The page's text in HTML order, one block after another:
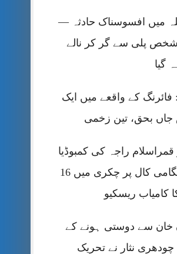
میں افسوسناک حادثہ —
پلی سے گر کر نالے
گیا
فائرنگ کے واقعے میں ایک
بحق، تین زخمی
قمراسلام راجہ کی کمبوڈیا
سے ہنگامی کال پر چکری میں 16
کامیاب ریسکیو
خان سے دوستی ہونے کے
چودھری نثار نے تحریک